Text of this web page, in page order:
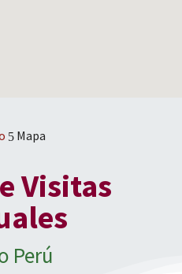
5 Mapa
Visitas
Perú